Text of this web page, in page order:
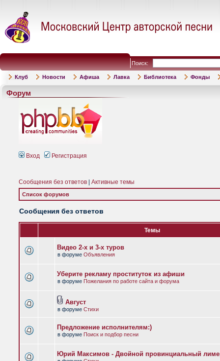
Поиск:
Клуб Новости Афиша Лавка Библиотека Фонды
Форум
Вход Регистрация
Сообщения без ответов Активные темы
Список форумов
Сообщения без ответов
Темы
Видео 2-х и 3-х туров
в форуме Объявления
Уберите рекламу проституток из афиши
в форуме Пожелания по работе сайта и форума
Август
в форуме Стихи
Предложение исполнителям:)
в форуме Поиск и подбор песни
Юрий Максимов - Двойной провинциальный